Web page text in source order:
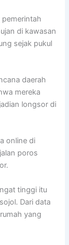
di kawasan
sejak pukul
daerah
mereka
longsor di
online di
poros
tinggi itu
Dari data
yang